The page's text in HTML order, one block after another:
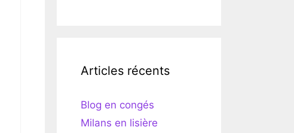
Articles récents
Blog en congés
Milans en lisière